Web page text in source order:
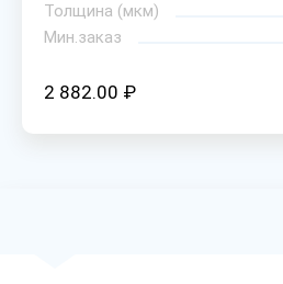
Толщина (мкм)
Мин.заказ
2 882.00 ₽